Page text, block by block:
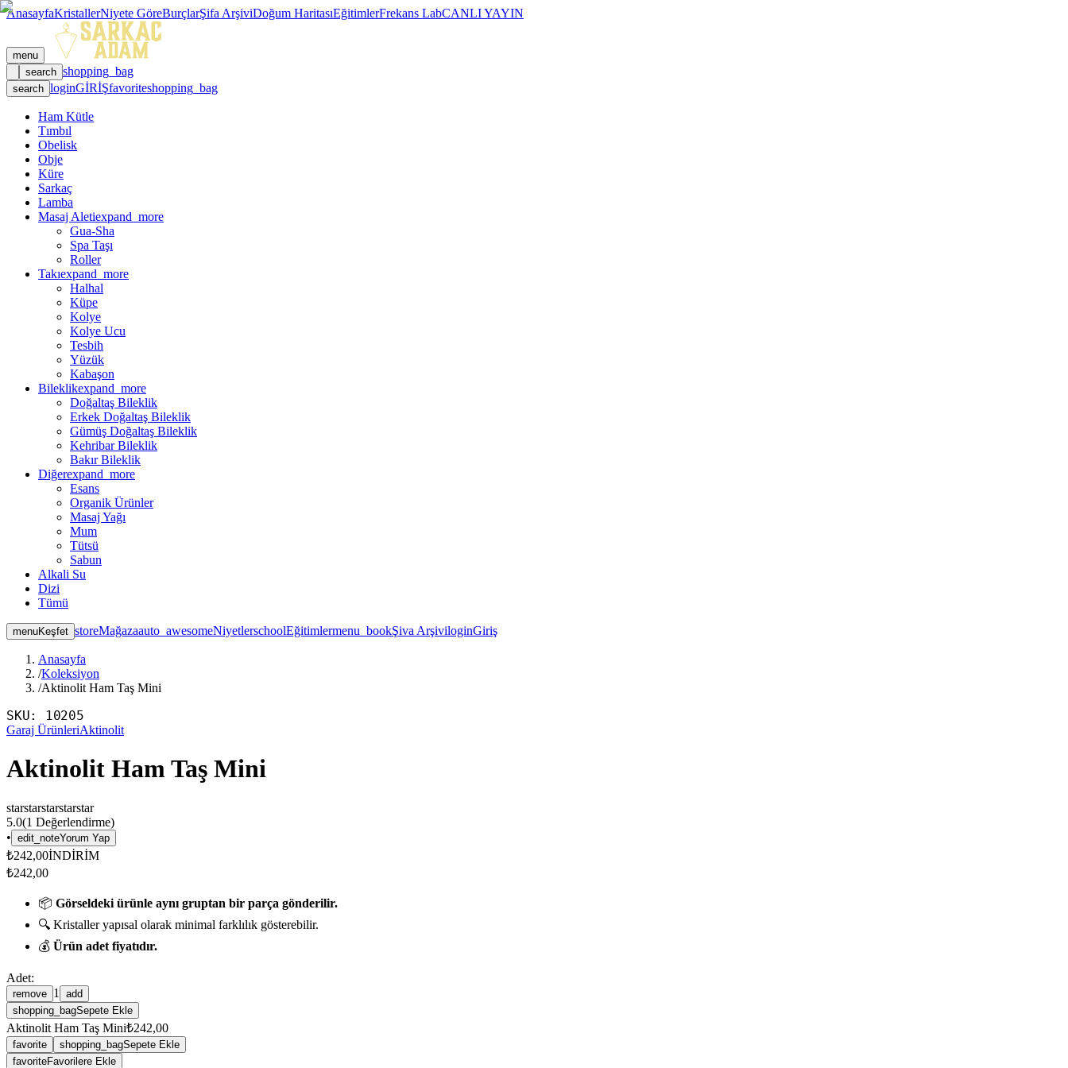
AnasayfaKristallerNiyete GöreBurçlarŞifa ArşiviDoğum HaritasıEğitimlerFrekans LabCANLI YAYIN
menu
search shopping_bag
search loginGİRİŞfavoriteshopping_bag
Ham Kütle
Tımbıl
Obelisk
Obje
Küre
Sarkaç
Lamba
Masaj Aletiexpand_more
Gua-Sha
Spa Taşı
Roller
Takıexpand_more
Halhal
Küpe
Kolye
Kolye Ucu
Tesbih
Yüzük
Kabaşon
Bileklikexpand_more
Doğaltaş Bileklik
Erkek Doğaltaş Bileklik
Gümüş Doğaltaş Bileklik
Kehribar Bileklik
Bakır Bileklik
Diğerexpand_more
Esans
Organik Ürünler
Masaj Yağı
Mum
Tütsü
Sabun
Alkali Su
Dizi
Tümü
menuKeşfet storeMağazaauto_awesomeNiyetlerschoolEğitimlermenu_bookŞiva ArşiviloginGiriş
Anasayfa
/Koleksiyon
/Aktinolit Ham Taş Mini
SKU: 10205
Garaj ÜrünleriAktinolit
Aktinolit Ham Taş Mini
starstarstarstarstar
5.0(1 Değerlendirme)
• edit_noteYorum Yap
₺242,00İNDİRİM
₺242,00
📦 Görseldeki ürünle aynı gruptan bir parça gönderilir.
🔍 Kristaller yapısal olarak minimal farklılık gösterebilir.
💰 Ürün adet fiyatıdır.
Adet:
remove 1
add
shopping_bagSepete Ekle
Aktinolit Ham Taş Mini₺242,00
favorite shopping_bagSepete Ekle
favoriteFavorilere Ekle